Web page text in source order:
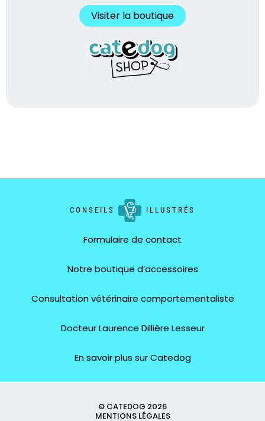
Visiter la boutique
CONSEILS ILLUSTRÉS
Formulaire de contact
Notre boutique d’accessoires
Consultation vétérinaire comportementaliste
Docteur Laurence Dillière Lesseur
En savoir plus sur Catedog
© CATEDOG 2026
MENTIONS LÉGALES